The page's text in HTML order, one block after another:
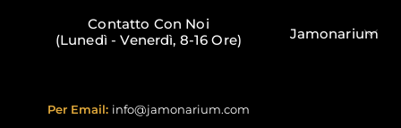
Contatto Con Noi
(Lunedì - Venerdì, 8-16 Ore)
Per Email: info@jamonarium.com
Jamonarium